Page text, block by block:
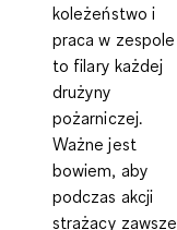
koleżeństwo i
praca w zespole
to filary każdej
drużyny
pożarniczej.
Ważne jest
bowiem, aby
podczas akcji
strażacy zawsze